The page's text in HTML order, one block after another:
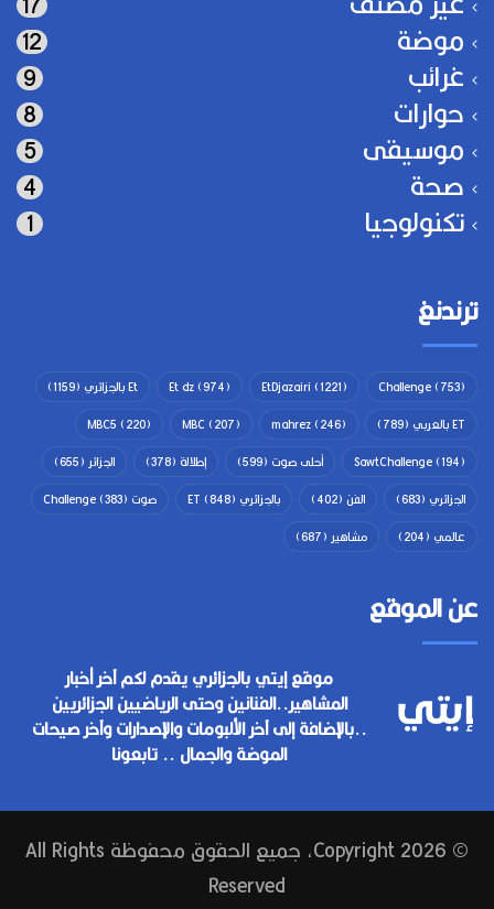
موضة 12
غرائب 9
حوارات 8
موسيقى 5
صحة 4
تكنولوجيا 1
ترندنغ
Challenge(753)
EtDjazairi (1221)
Et dz(974) Et بالجزائري
(1159)
ET بالعربي
(789)
mahrez(246)
MBC(207)
MBC5 (220)
SawtChallenge(194) أحلى صوت (599) إطلالة (378) الجزائر (655)
الجزائري (683) الفن (402) بالجزائري ET (848) صوت Challenge (383)
عالمي (204) مشاهير (687)
عن الموقع
موقع إيتي بالجزائري يقدم لكم آخر أخبار
المشاهير..الفنانين وحتى الرياضيين الجزائريين
..بالإضافة إلى آخر الألبومات والإصدارات وآخر صيحات
الموضة والجمال .. تابعونا
© Copyright 2026, جميع الحقوق محفوظة All Rights
Reserved